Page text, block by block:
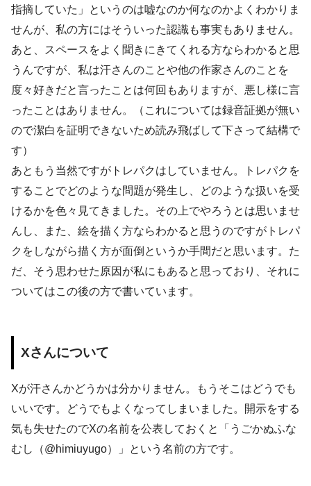
指摘していた」というのは嘘なのか何なのかよくわかりま
せんが、私の方にはそういった認識も事実もありません。
あと、スペースをよく聞きにきてくれる方ならわかると思
うんですが、私は汗さんのことや他の作家さんのことを
度々好きだと言ったことは何回もありますが、悪し様に言
ったことはありません。（これについては録音証拠が無い
ので潔白を証明できないため読み飛ばして下さって結構で
す）
あともう当然ですがトレパクはしていません。トレパクを
することでどのような問題が発生し、どのような扱いを受
けるかを色々見てきました。その上でやろうとは思いませ
んし、また、絵を描く方ならわかると思うのですがトレパ
クをしながら描く方が面倒というか手間だと思います。た
だ、そう思わせた原因が私にもあると思っており、それに
ついてはこの後の方で書いています。
Xさんについて
Xが汗さんかどうかは分かりません。もうそこはどうでも
いいです。どうでもよくなってしまいました。開示をする
気も失せたのでXの名前を公表しておくと「うごかぬふな
むし（@himiuyugo）」という名前の方です。